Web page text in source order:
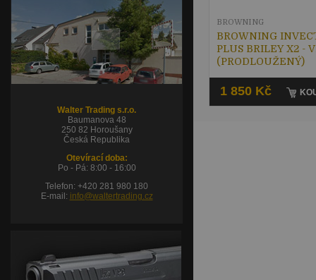
BROWNING
PLUS BRILEY X2 -
(PRODLOUŽENÝ)
BROWNING
1 850 Kč
Walter Trading s.r.o.
Baumanova 48
250 82 Horoušany
Česká Republika
Otevírací doba:
Po - Pá: 8:00 - 16:00
Telefon: +420 281 980 180
E-mail: info@waltertrading.cz